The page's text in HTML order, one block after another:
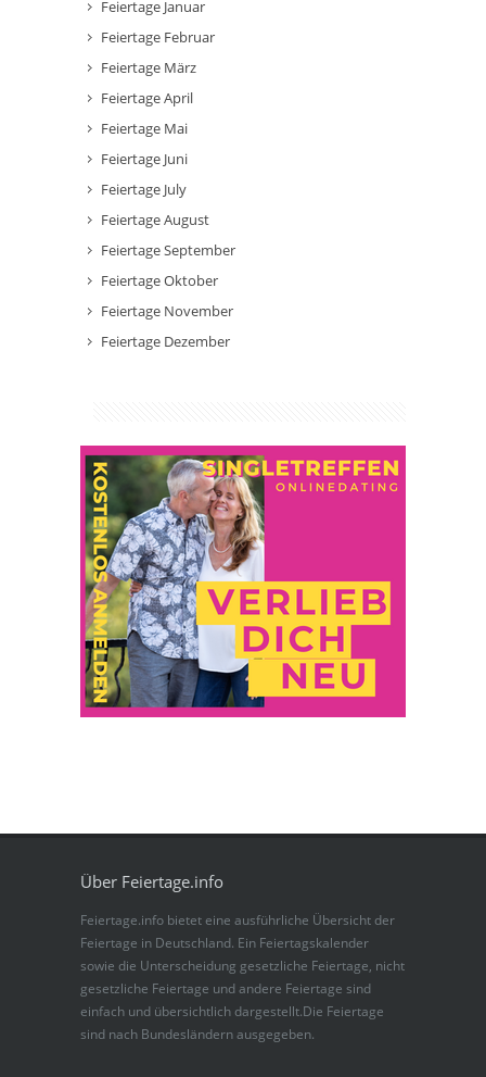
Feiertage Januar
Feiertage Februar
Feiertage März
Feiertage April
Feiertage Mai
Feiertage Juni
Feiertage July
Feiertage August
Feiertage September
Feiertage Oktober
Feiertage November
Feiertage Dezember
Über Feiertage.info
Feiertage.info bietet eine ausführliche Übersicht der
Feiertage in Deutschland. Ein Feiertagskalender
sowie die Unterscheidung gesetzliche Feiertage, nicht
gesetzliche Feiertage und andere Feiertage sind
einfach und übersichtlich dargestellt.Die Feiertage
sind nach Bundesländern ausgegeben.